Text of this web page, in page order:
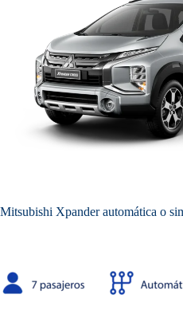
Mitsubishi Xpander automática o